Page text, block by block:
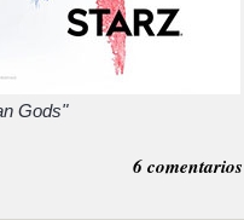
Gods"
6 comentarios